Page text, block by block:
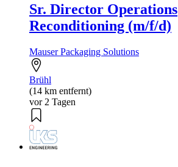
Sr. Director Operations
Reconditioning (m/f/d)
Mauser Packaging Solutions
Brühl
(14 km entfernt)
vor 2 Tagen